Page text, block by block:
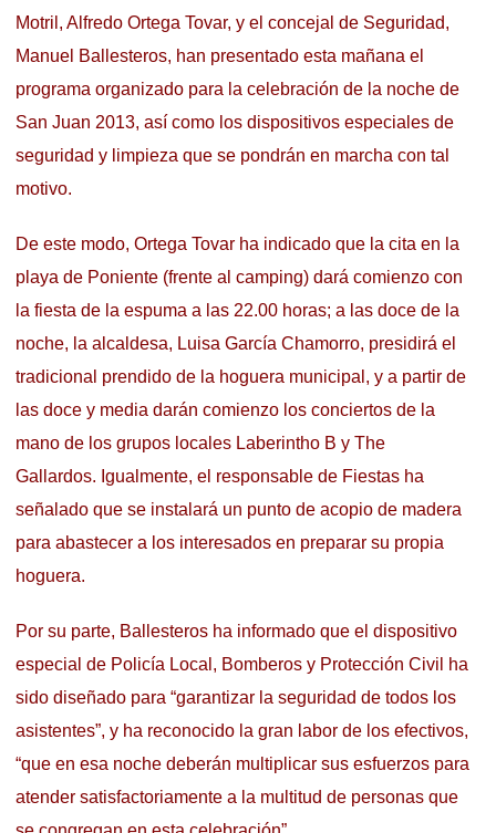
Motril, Alfredo Ortega Tovar, y el concejal de Seguridad,
Manuel Ballesteros, han presentado esta mañana el
programa organizado para la celebración de la noche de
San Juan 2013, así como los dispositivos especiales de
seguridad y limpieza que se pondrán en marcha con tal
motivo.
De este modo, Ortega Tovar ha indicado que la cita en la
playa de Poniente (frente al camping) dará comienzo con
la fiesta de la espuma a las 22.00 horas; a las doce de la
noche, la alcaldesa, Luisa García Chamorro, presidirá el
tradicional prendido de la hoguera municipal, y a partir de
las doce y media darán comienzo los conciertos de la
mano de los grupos locales Laberintho B y The
Gallardos. Igualmente, el responsable de Fiestas ha
señalado que se instalará un punto de acopio de madera
para abastecer a los interesados en preparar su propia
hoguera.
Por su parte, Ballesteros ha informado que el dispositivo
especial de Policía Local, Bomberos y Protección Civil ha
sido diseñado para “garantizar la seguridad de todos los
asistentes”, y ha reconocido la gran labor de los efectivos,
“que en esa noche deberán multiplicar sus esfuerzos para
atender satisfactoriamente a la multitud de personas que